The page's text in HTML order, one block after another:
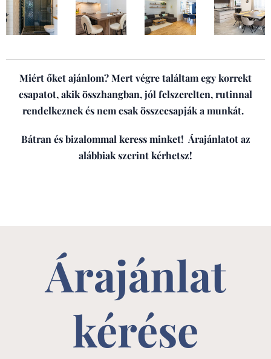
Miért őket ajánlom? Mert végre találtam egy korrekt
csapatot, akik összhangban, jól felszerelten, rutinnal
rendelkeznek és nem csak összecsapják a munkát.
Bátran és bizalommal keress minket! Árajánlatot az
alábbiak szerint kérhetsz!
Árajánlat
kérése